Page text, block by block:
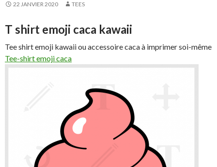
22 JANVIER 2020 TEES
T shirt emoji caca kawaii
Tee shirt emoji kawaii ou accessoire caca à imprimer soi-même
Tee-shirt emoji caca